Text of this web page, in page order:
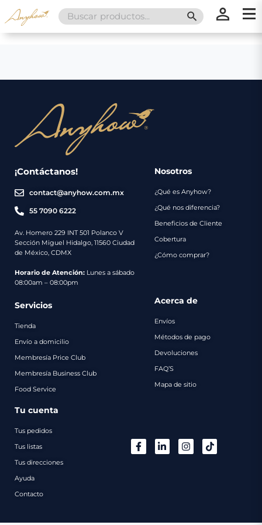
Search
for:
SEARCH
¡Contáctanos!
contact@anyhow.com.mx
55 7090 6222
Av. Homero 229 INT 501 Polanco V
Sección Miguel Hidalgo, 11560 Ciudad
de México, CDMX
Horario de Atención: Lunes a sábado
08:00am – 08:00pm
Nosotros
¿Qué es Anyhow?
¿Qué nos diferencia?
Beneficios de Cliente
Cobertura
¿Cómo comprar?
Servicios
Tienda
Envío a domicilio
Membresía Price Club
Membresía Business Club
Food Service
Acerca de
Envíos
Métodos de pago
Devoluciones
FAQ’S
Mapa de sitio
Tu cuenta
Tus pedidos
Tus listas
Tus direcciones
Ayuda
Contacto
Nosotros
Servicios
Envíos
Métodos
de
Catálogo
Regalos
Contacto